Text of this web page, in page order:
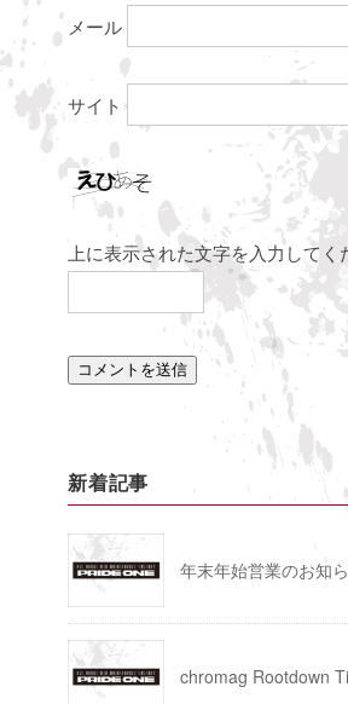
メール
サイト
上に表示された文字を入力してく
新着記事
年末年始営業のお知
chromag Rootdown